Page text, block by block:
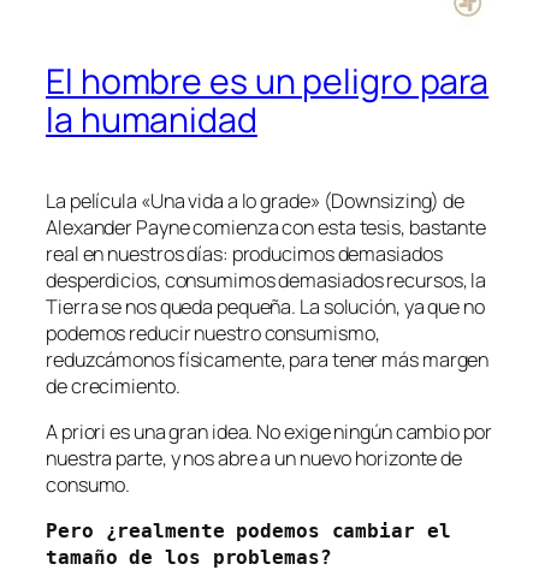
El hombre es un peligro para
la humanidad
La película «Una vida a lo grade» (Downsizing) de
Alexander Payne comienza con esta tesis, bastante
real en nuestros días: producimos demasiados
desperdicios, consumimos demasiados recursos, la
Tierra se nos queda pequeña. La solución, ya que no
podemos reducir nuestro consumismo,
reduzcámonos físicamente, para tener más margen
de crecimiento.
A priori es una gran idea. No exige ningún cambio por
nuestra parte, y nos abre a un nuevo horizonte de
consumo.
Pero ¿realmente podemos cambiar el
tamaño de los problemas?